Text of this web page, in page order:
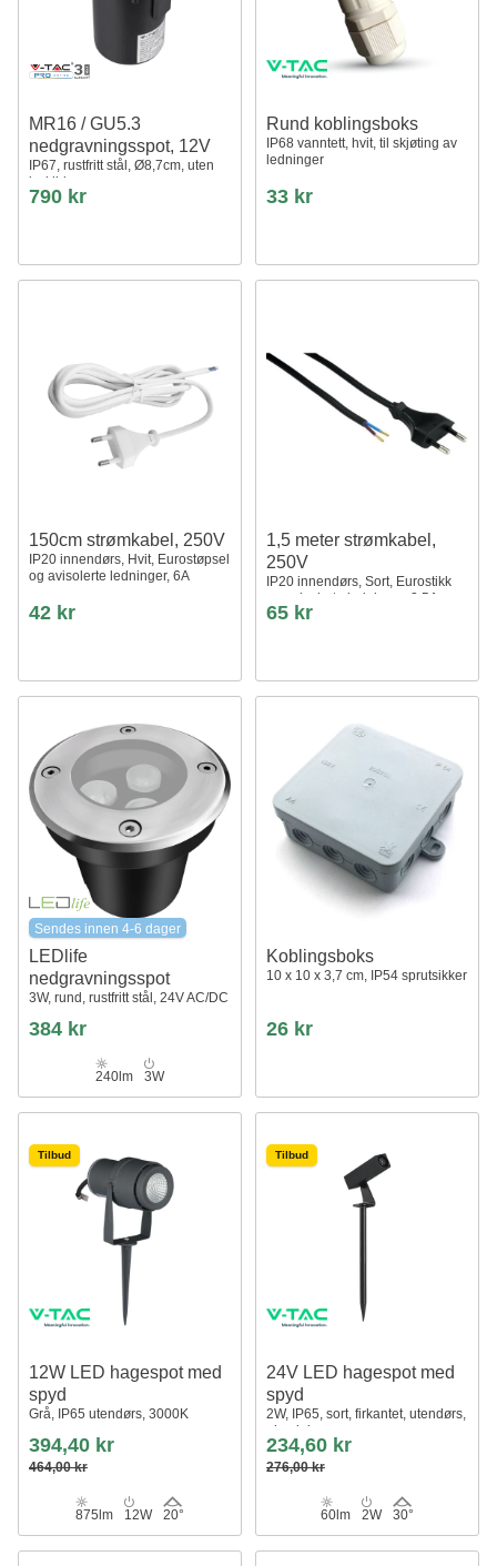
MR16 / GU5.3
nedgravningsspot, 12V
IP67, rustfritt stål, Ø8,7cm, uten
lyskilde
790 kr
Rund koblingsboks
IP68 vanntett, hvit, til skjøting av
ledninger
33 kr
150cm strømkabel, 250V
IP20 innendørs, Hvit, Eurostøpsel
og avisolerte ledninger, 6A
42 kr
1,5 meter strømkabel,
250V
IP20 innendørs, Sort, Eurostikk
og avisolerte ledninger, 2,5A
65 kr
Sendes innen 4-6 dager
LEDlife
nedgravningsspot
3W, rund, rustfritt stål, 24V AC/DC
384 kr
240lm 3W
Koblingsboks
10 x 10 x 3,7 cm, IP54 sprutsikker
26 kr
Tilbud
12W LED hagespot med
spyd
Grå, IP65 utendørs, 3000K
394,40 kr
464,00 kr
875lm 12W 20°
Tilbud
24V LED hagespot med
spyd
2W, IP65, sort, firkantet, utendørs,
aluminium
234,60 kr
276,00 kr
60lm 2W 30°